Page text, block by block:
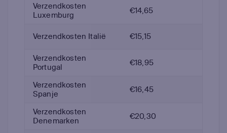
Verzendkosten
Luxemburg
€14,65
Verzendkosten Italië €15,15
Verzendkosten
Portugal
€18,95
Verzendkosten
Spanje
€16,45
Verzendkosten
Denemarken
€20,30